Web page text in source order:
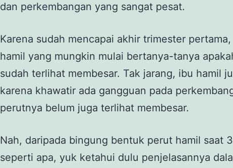
dan perkembangan yang sangat pesat.
Karena sudah mencapai akhir trimester
hamil yang mungkin mulai bertanya-tanya
sudah terlihat membesar. Tak jarang, ibu hamil
karena khawatir ada gangguan pada
perutnya belum juga terlihat membesar.
Nah, daripada bingung bentuk perut hamil saat
seperti apa, yuk ketahui dulu penjelasannya